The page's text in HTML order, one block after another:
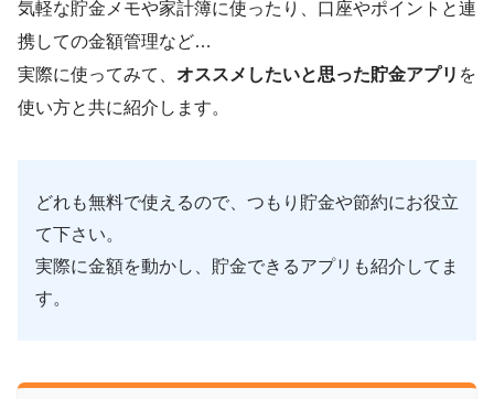
気軽な貯金メモや家計簿に使ったり、口座やポイントと連
携しての金額管理など…
実際に使ってみて、 オススメしたいと思った貯金アプリ を
使い方と共に紹介します。
どれも無料で使えるので、つもり貯金や節約にお役立
て下さい。
実際に金額を動かし、貯金できるアプリも紹介してま
す。